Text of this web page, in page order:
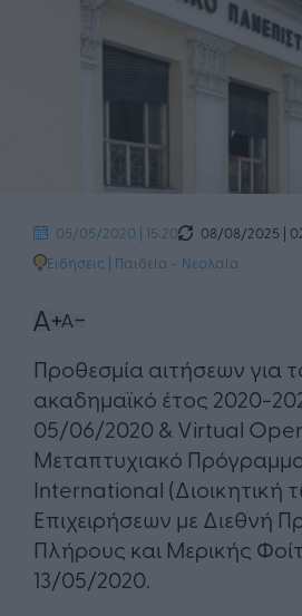
05/05/2020 | 15:20
08/08/2025 |
Ειδήσεις | Παιδεία - Νεολαία
Προθεσμία αιτήσεων για
ακαδημαϊκό έτος 2020-
05/06/2020 & Virtual
Μεταπτυχιακό
International (Διοικητική
Επιχειρήσεων με Διεθνή
Πλήρους και Μερικής
13/05/2020.